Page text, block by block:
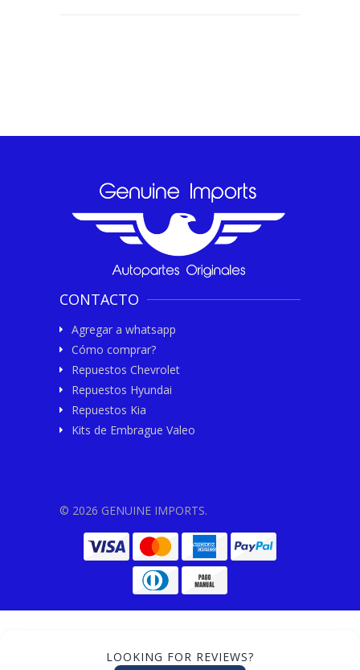
CONTACTO
Agregar a whatsapp
Cómo comprar?
Repuestos Chevrolet
Repuestos Hyundai
Repuestos Kia
Kits de Embrague Valeo
© 2026 GENUINE IMPORTS.
LOOKING FOR REVIEWS?